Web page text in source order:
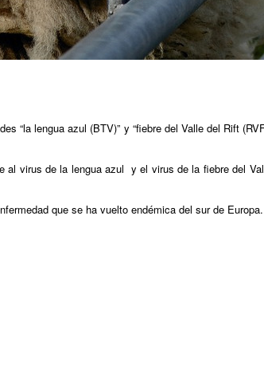
“la lengua azul (BTV)” y “fiebre del Valle del Rift
virus de la lengua azul y el virus de la fiebre del
que se ha vuelto endémica del sur de Europa.